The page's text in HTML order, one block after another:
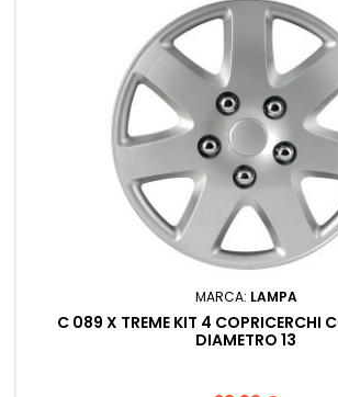
MARCA: LAMPA
C 089 X TREME KIT 4 COPRICERCHI
DIAMETRO 13